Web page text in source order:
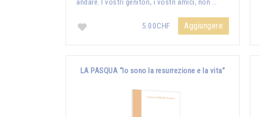
andare. I vostri genitori, i vostri amici, non …
5.00CHF Aggiungere
LA PASQUA “Io sono la resurrezione e la vita”